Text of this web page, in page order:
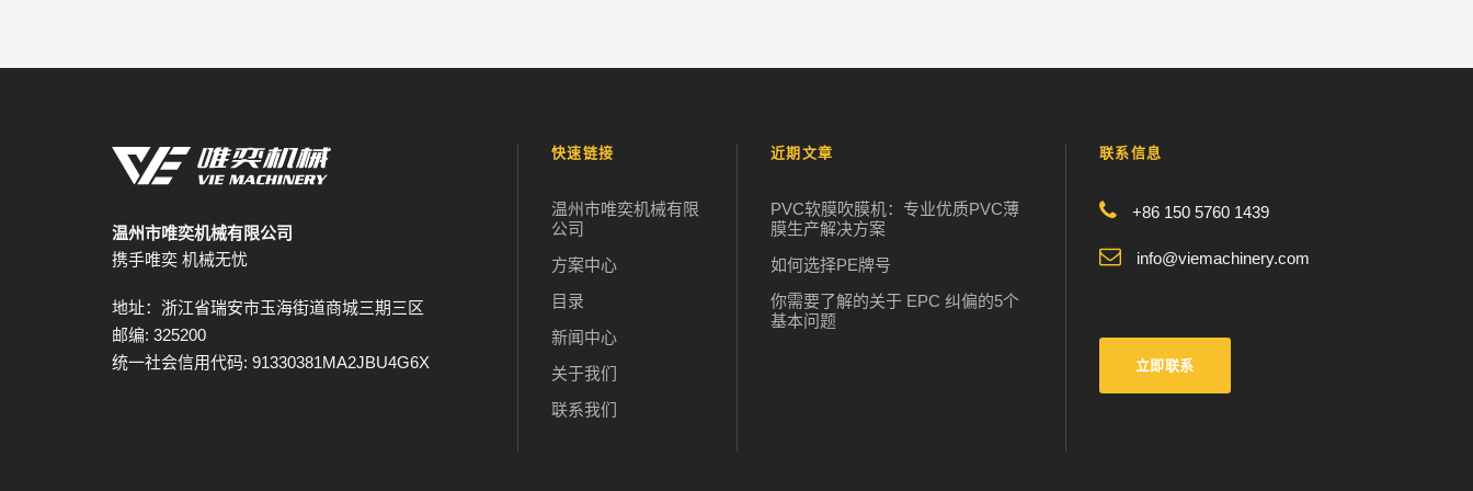
温州市唯奕机械有限公司
携手唯奕 机械无忧
地址：浙江省瑞安市玉海街道商城三期三区
邮编: 325200
统一社会信用代码: 91330381MA2JBU4G6X
快速链接
温州市唯奕机械有限
公司
方案中心
目录
新闻中心
关于我们
联系我们
近期文章
PVC软膜吹膜机：专业优质PVC薄
膜生产解决方案
如何选择PE牌号
你需要了解的关于 EPC 纠偏的5个
基本问题
联系信息
+86 150 5760 1439
info@viemachinery.com
立即联系